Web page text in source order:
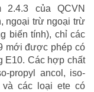
của QCVN
ngoại trừ ngoại trừ
biến tính), chỉ các
mới được phép có
E10. Các hợp chất
propyl ancol, iso-
và các loại ete có